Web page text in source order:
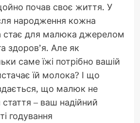
почав своє життя. У
народження кожна
стає для малюка джерелом
здоров’я. Але як
саме їжі потрібно вашій
їй молока? І що
що малюк не
стаття – ваш надійний
годування